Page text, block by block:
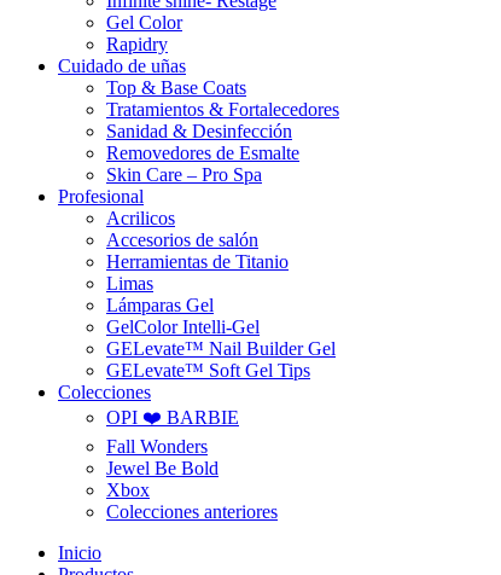
Gel Color
Rapidry
Cuidado de uñas
Top & Base Coats
Tratamientos & Fortalecedores
Sanidad & Desinfección
Removedores de Esmalte
Skin Care – Pro Spa
Profesional
Acrilicos
Accesorios de salón
Herramientas de Titanio
Limas
Lámparas Gel
GelColor Intelli-Gel
GELevate™ Nail Builder Gel
GELevate™ Soft Gel Tips
Colecciones
OPI ❤️ BARBIE
Fall Wonders
Jewel Be Bold
Xbox
Colecciones anteriores
Inicio